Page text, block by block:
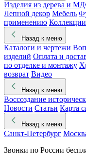
Изделия из дерева и
Лепной декор Мебель
применению Коллекции
Назад к меню
Каталоги и чертежи
изделий Оплата и
по отделке и монтажу
возврат Видео
Назад к меню
Воссоздание
Новости Статьи Карта
Назад к меню
Санкт-Петербург
Звонки по России